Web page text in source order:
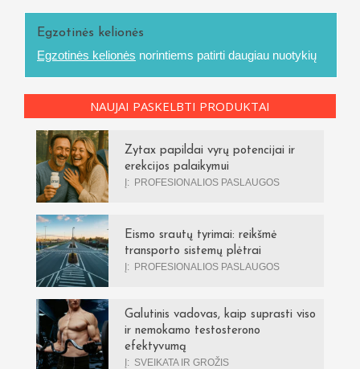
Egzotinės kelionės
Egzotinės kelionės norintiems patirti daugiau nuotykių
NAUJAI PASKELBTI PRODUKTAI
Zytax papildai vyrų potencijai ir
erekcijos palaikymui
Į: PROFESIONALIOS PASLAUGOS
Eismo srautų tyrimai: reikšmė
transporto sistemų plėtrai
Į: PROFESIONALIOS PASLAUGOS
Galutinis vadovas, kaip suprasti viso
ir nemokamo testosterono
efektyvumą
Į: SVEIKATA IR GROŽIS